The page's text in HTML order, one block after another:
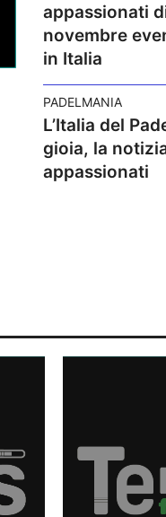
appassionati
novembre
in Italia
PADELMANIA
L’Italia del
gioia, la
appassionati